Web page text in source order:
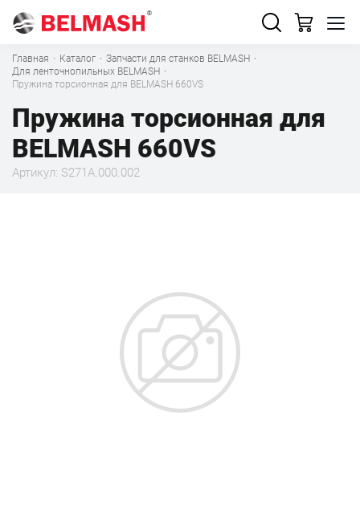
Главная · Каталог · Запчасти для станков BELMASH ·
Для ленточнопильных BELMASH ·
Пружина торсионная для BELMASH 660VS
Пружина торсионная для
BELMASH 660VS
Артикул: S271A.000.002